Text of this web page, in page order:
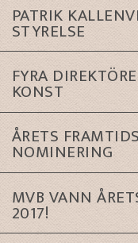
PATRIK
STYRELSE
FYRA
KONST
ÅRETS
NOMINERING
MVB VANN
2017!